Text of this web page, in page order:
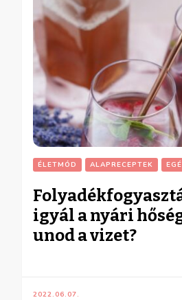
ÉLETMÓD ALAPRECEPTEK
igyál a nyári
unod a vizet?
2022.06.07.